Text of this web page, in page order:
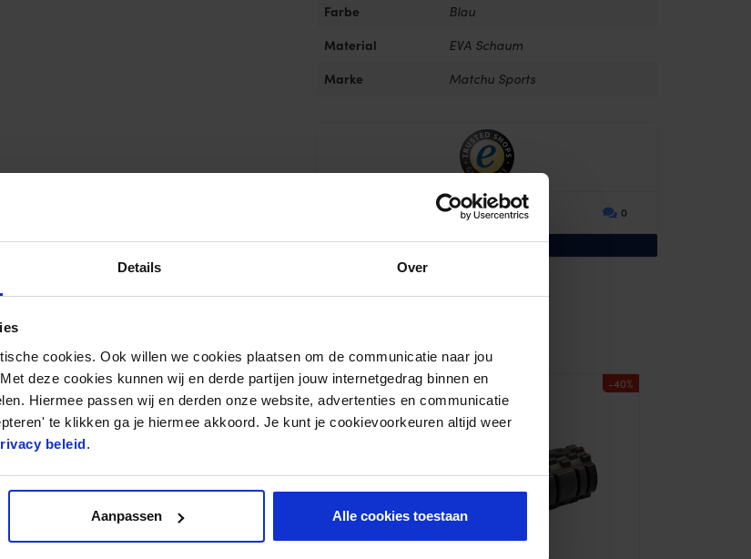
Details Over
cookies. Ook willen we cookies plaatsen om de communicatie naar jou
deze cookies kunnen wij en derde partijen jouw internetgedrag binnen en
Hiermee passen wij en derden onze website, advertenties en communicatie
te klikken ga je hiermee akkoord. Je kunt je cookievoorkeuren altijd weer
beleid.
Aanpassen Alle cookies toestaan
Farbe Blau
Material EVA Schaum
Marke Matchu Sports
0.00/ 10 0
Es gibt noch keine Bewertungen.
-40%